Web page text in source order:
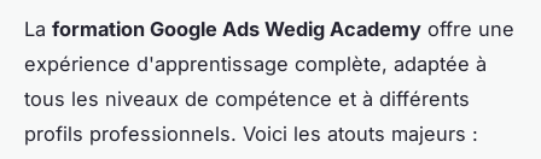
La formation Google Ads Wedig Academy offre une
expérience d'apprentissage complète, adaptée à
tous les niveaux de compétence et à différents
profils professionnels. Voici les atouts majeurs :